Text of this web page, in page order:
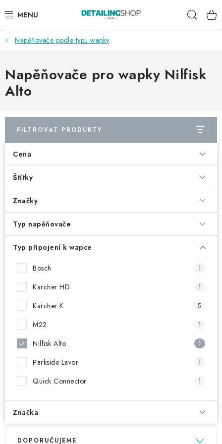
na
AKCE
NOVINKY
EXTERIÉR
INTERIÉR
PŘÍSLUŠENSTVÍ
DÁRKOVÉ SADY A POUKAZY
ČLÁNKY
NAŠE SLUŽBY
KONTAKTY
PRODÁVANÉ ZNAČKY
BYDLENÍ
Věrnostní program
Podmínky ochrany osobních údajů
Napěňovače podle typu wapky
Napěňovače pro wapky Nilfisk
Alto
FILTROVAT PRODUKTY
Cena
Štítky
Značky
Typ napěňovače
Typ připojení k wapce
Bosch
1
Karcher HD
1
Karcher K
5
M22
1
Nilfisk Alto
1
Parkside Lavor
1
Quick Connector
1
Značka
V
Ř
DOPORUČUJEME